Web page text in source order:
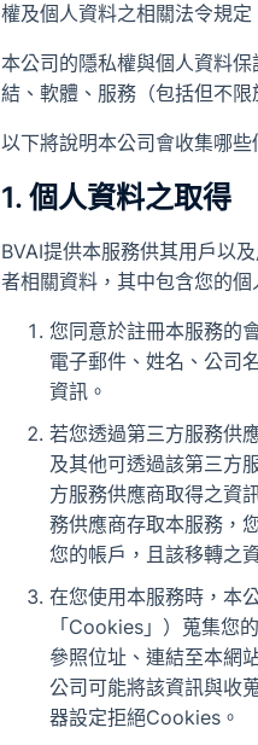
權及個人資料之相關法令規定
本公司的隱私權與個人資料
結、軟體、服務（包括但不
以下將說明本公司會收集哪
1. 個人資料之取得
BVAI提供本服務供其用戶以
者相關資料，其中包含您的
您同意於註冊本服務的
電子郵件、姓名、公司
資訊。
若您透過第三方服務供
及其他可透過該第三方
方服務供應商取得之資
務供應商存取本服務，
您的帳戶，且該移轉之
在您使用本服務時，本
「Cookies」）蒐集您
參照位址、連結至本網
公司可能將該資訊與收
器設定拒絕Cookies。